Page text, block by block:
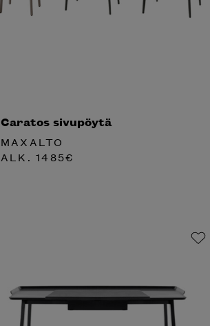
Caratos sivupöytä
MAXALTO
ALK.1485€